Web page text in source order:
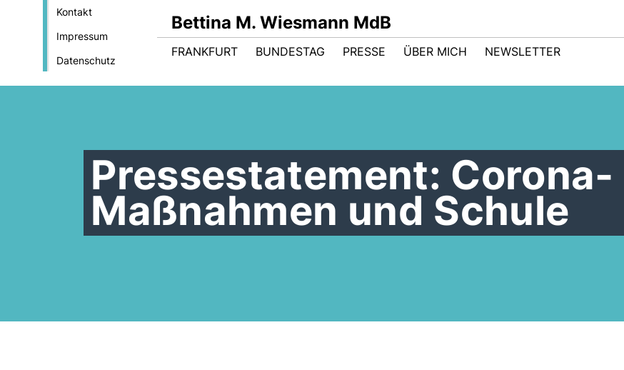
Kontakt
Impressum
Datenschutz
Bettina M. Wiesmann MdB
FRANKFURT BUNDESTAG PRESSE ÜBER MICH NEWSLETTER
Pressestatement: Corona-
Maßnahmen und Schule